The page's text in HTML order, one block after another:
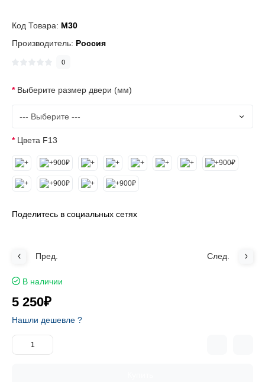
Код Товара: M30
Производитель: Россия
0
Выберите размер двери (мм)
Цвета F13
Поделитесь в социальных сетях
Пред. След.
В наличии
5 250₽
Нашли дешевле ?